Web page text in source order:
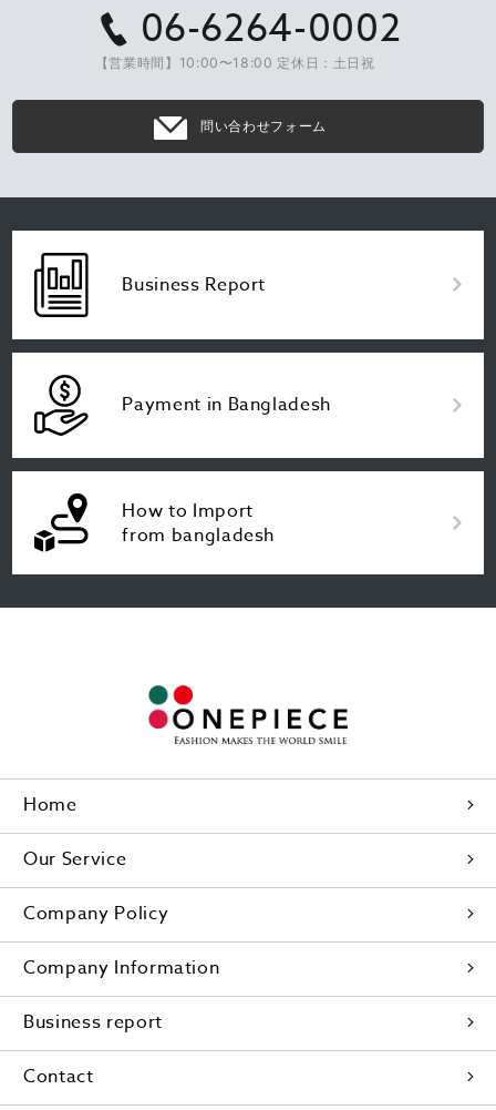
06-6264-0002
【営業時間】10:00〜18:00 定休日：土日祝
問い合わせフォーム
Business Report
Payment in Bangladesh
How to Import
from bangladesh
Home
Our Service
Company Policy
Company Information
Business report
Contact